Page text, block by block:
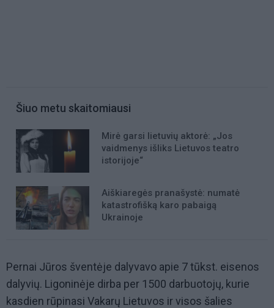
Šiuo metu skaitomiausi
Mirė garsi lietuvių aktorė: „Jos
vaidmenys išliks Lietuvos teatro
istorijoje“
Aiškiaregės pranašystė: numatė
katastrofišką karo pabaigą
Ukrainoje
Pernai Jūros šventėje dalyvavo apie 7 tūkst. eisenos
dalyvių. Ligoninėje dirba per 1500 darbuotojų, kurie
kasdien rūpinasi Vakarų Lietuvos ir visos šalies